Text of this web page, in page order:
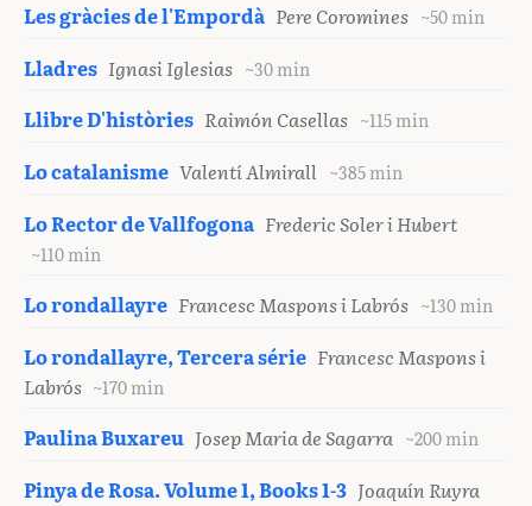
Les gràcies de l'Empordà Pere Coromines ~50 min
Lladres Ignasi Iglesias ~30 min
Llibre D'històries Raimón Casellas ~115 min
Lo catalanisme Valentí Almirall ~385 min
Lo Rector de Vallfogona Frederic Soler i Hubert
~110 min
Lo rondallayre Francesc Maspons i Labrós ~130 min
Lo rondallayre, Tercera série Francesc Maspons i
Labrós ~170 min
Paulina Buxareu Josep Maria de Sagarra ~200 min
Pinya de Rosa. Volume 1, Books 1-3 Joaquín Ruyra